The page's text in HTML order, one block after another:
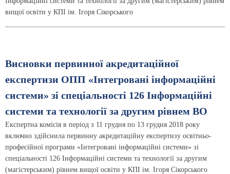
вищої освіти у КПІ ім. Ігоря Сікорського
Висновки первинної акредитаційної
експертизи ОПП «Інтегровані інформаційні
системи» зі спеціальності 126 Інформаційні
системи та технології за другим рівнем ВО
Експертна комісія в період з 11 грудня по 13 грудня 2018 року
включно здійснила первинну акредитаційну експертизу освітньо-
професійної програми «Інтегровані інформаційні системи» зі
спеціальності 126 Інформаційні системи та технології за другим
(магістерським) рівнем вищої освіти у КПІ ім. Ігоря Сікорського